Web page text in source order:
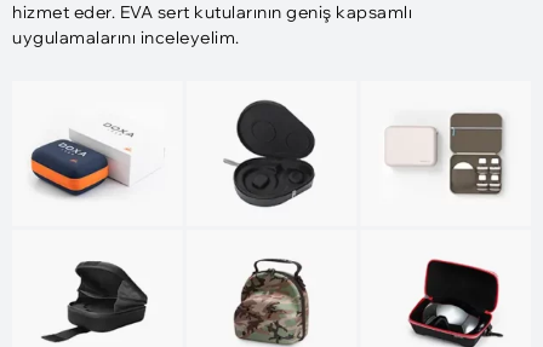
hizmet eder. EVA sert kutularının geniş kapsamlı
uygulamalarını inceleyelim.